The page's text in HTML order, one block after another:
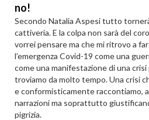
no!
Secondo Natalia Aspesi tutto
cattiveria. E la colpa non sarà del
vorrei pensare ma che mi ritrovo a
l’emergenza Covid-19 come una
come una manifestazione di una crisi
troviamo da molto tempo. Una crisi
e conformisticamente raccontiamo,
narrazioni ma soprattutto
pigrizia.